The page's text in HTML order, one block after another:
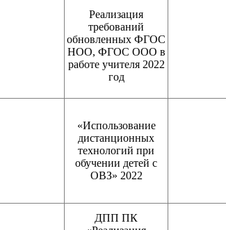
Реализация
требований
обновленных ФГОС
НОО, ФГОС ООО в
работе учителя 2022
год
«Использование
дистанционных
технологий при
обучении детей с
ОВЗ» 2022
ДПП ПК